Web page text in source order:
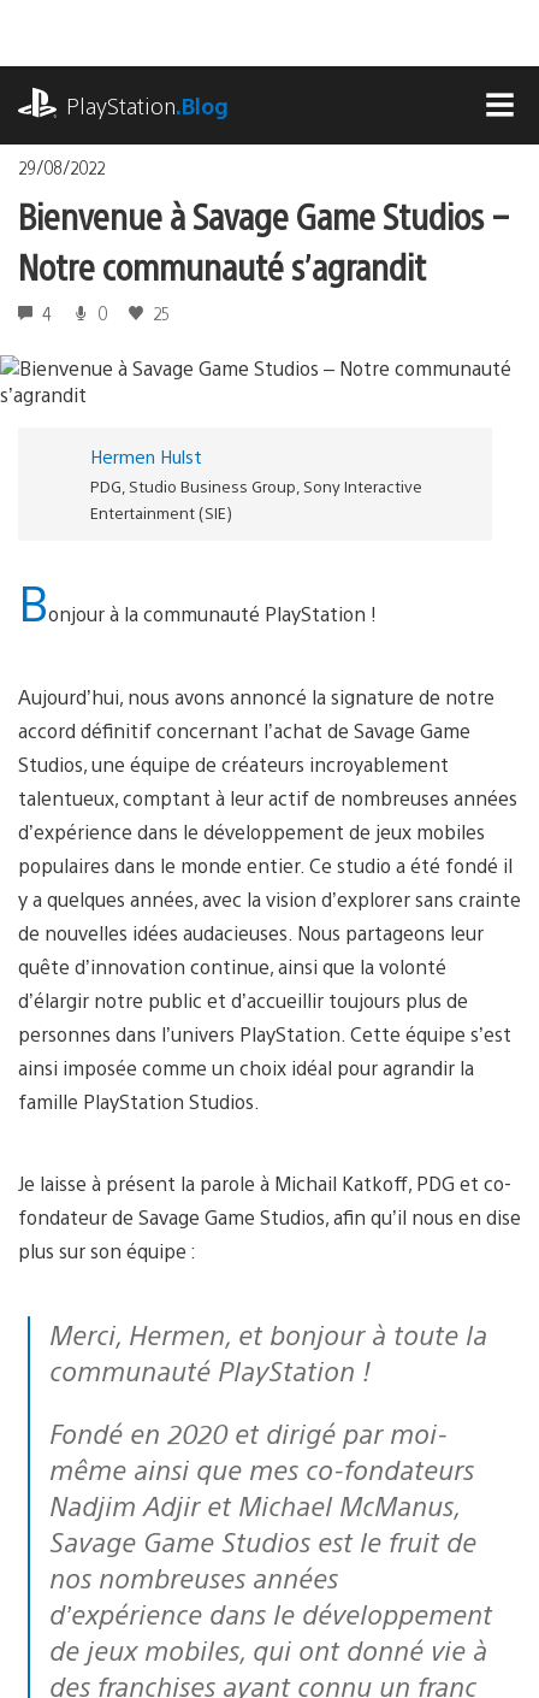
contenu
PlayStation.Blog
29/08/2022
Bienvenue à Savage Game Studios –
Notre communauté s’agrandit
4 0 25
Hermen Hulst
PDG, Studio Business Group, Sony Interactive
Entertainment (SIE)
Bonjour à la communauté PlayStation !
Aujourd’hui, nous avons annoncé la signature de notre
accord définitif concernant l’achat de Savage Game
Studios, une équipe de créateurs incroyablement
talentueux, comptant à leur actif de nombreuses années
d’expérience dans le développement de jeux mobiles
populaires dans le monde entier. Ce studio a été fondé il
y a quelques années, avec la vision d’explorer sans crainte
de nouvelles idées audacieuses. Nous partageons leur
quête d’innovation continue, ainsi que la volonté
d’élargir notre public et d’accueillir toujours plus de
personnes dans l’univers PlayStation. Cette équipe s’est
ainsi imposée comme un choix idéal pour agrandir la
famille PlayStation Studios.
Je laisse à présent la parole à Michail Katkoff, PDG et co-
fondateur de Savage Game Studios, afin qu’il nous en dise
plus sur son équipe :
Merci, Hermen, et bonjour à toute la
communauté PlayStation !
Fondé en 2020 et dirigé par moi-
même ainsi que mes co-fondateurs
Nadjim Adjir et Michael McManus,
Savage Game Studios est le fruit de
nos nombreuses années
d’expérience dans le développement
de jeux mobiles, qui ont donné vie à
des franchises ayant connu un franc